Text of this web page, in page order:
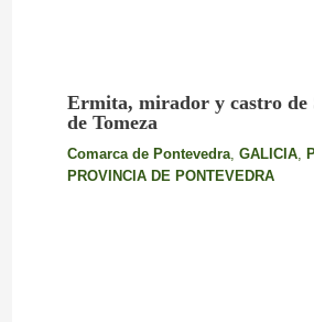
Ermita, mirador y castro de
de Tomeza
Comarca de Pontevedra, GALICIA,
PROVINCIA DE PONTEVEDRA